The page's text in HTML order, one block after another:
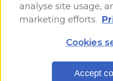
One
analyse site usage,
marketing efforts.
Cookies
Accept